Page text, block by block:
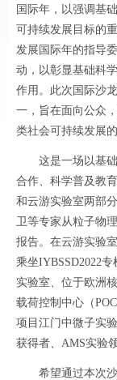
国际年，以强调基
可持续发展目标的
发展国际年的指导
动，以彰显基础科
作用。此次国际沙
一，旨在面向公众
类社会可持续发展的
这是一场以基础
合作、科学普及教
和云游实验室两部
卫等专家从粒子物
报告。在云游实验
乘坐IYBSSD2022专
实验室、位于欧洲
载荷控制中心（
项目江门中微子实
获得者、AMS实验
希望通过本次沙